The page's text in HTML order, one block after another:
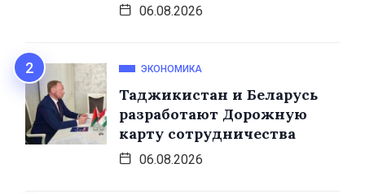
06.08.2026
ЭКОНОМИКА
Таджикистан и Беларусь
разработают Дорожную
карту сотрудничества
06.08.2026